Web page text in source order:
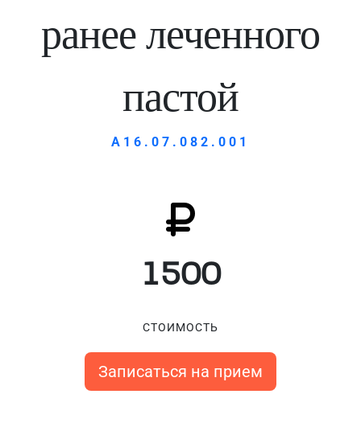
ранее леченного
пастой
А16.07.082.001
1500
СТОИМОСТЬ
Записаться на прием